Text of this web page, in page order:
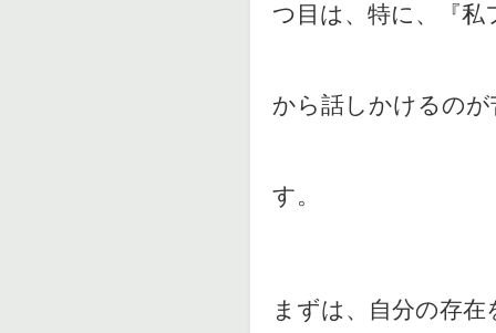
つ目は、特に、『
から話しかけるの
す。
まずは、自分の存